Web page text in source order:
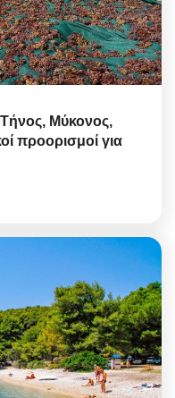
Μύκονος,
προορισμοί για